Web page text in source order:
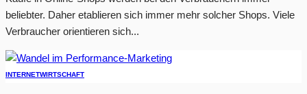
beliebter. Daher etablieren sich immer mehr solcher Shops. Viele
Verbraucher orientieren sich...
INTERNETWIRTSCHAFT